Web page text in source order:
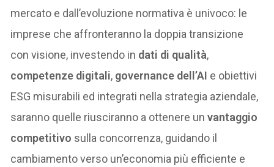
mercato e dall’evoluzione normativa è univoco: le
imprese che affronteranno la doppia transizione
con visione, investendo in dati di qualità,
competenze digitali, governance dell’AI e obiettivi
ESG misurabili ed integrati nella strategia aziendale,
saranno quelle riusciranno a ottenere unvantaggio
competitivo sulla concorrenza, guidando il
cambiamento verso un’economia più efficiente e